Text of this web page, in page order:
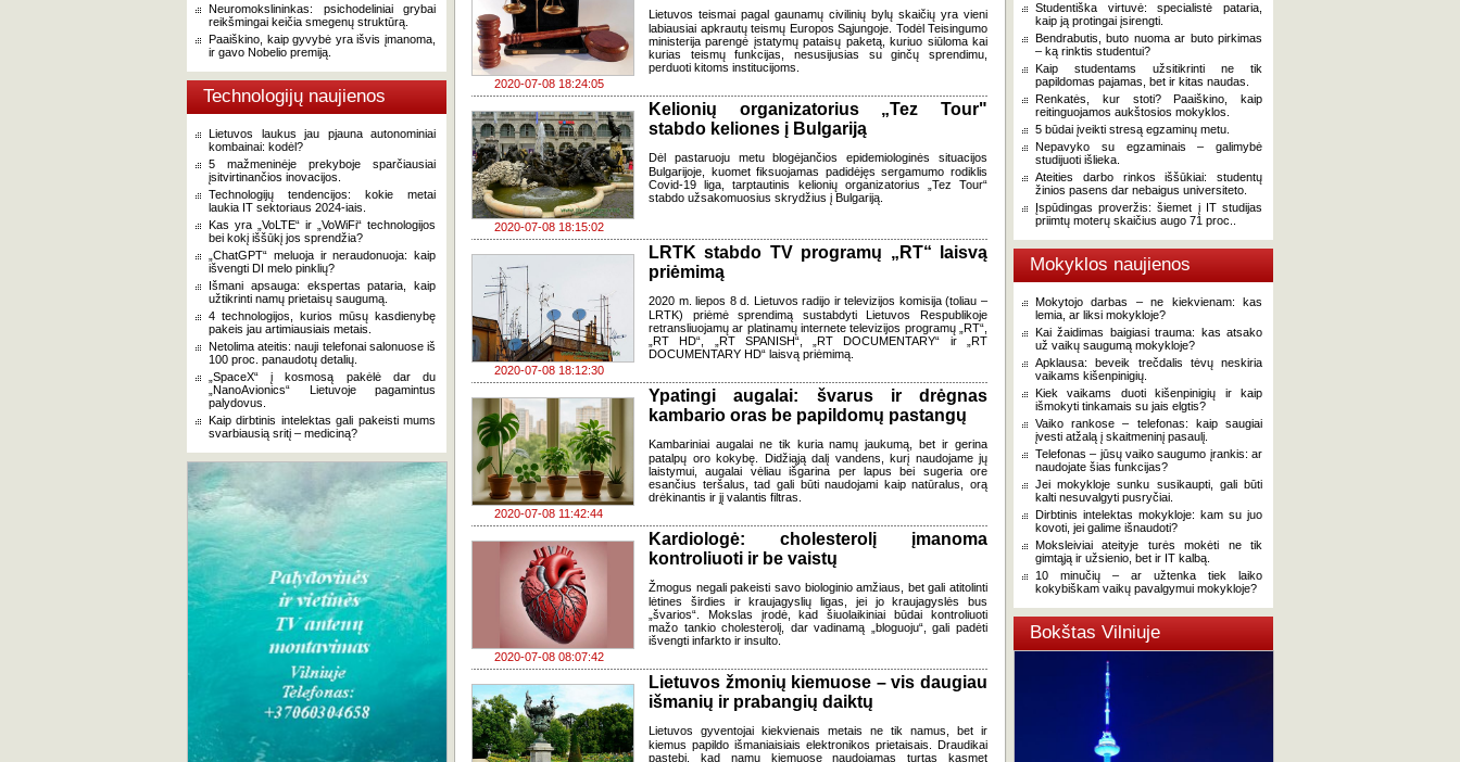
Neuromokslininkas: psichodeliniai grybai
reikšmingai keičia smegenų struktūrą.
Paaiškino, kaip gyvybė yra išvis įmanoma,
ir gavo Nobelio premiją.
Technologijų naujienos
Lietuvos laukus jau pjauna autonominiai
kombainai: kodėl?
5 mažmeninėje prekyboje sparčiausiai
įsitvirtinančios inovacijos.
Technologijų tendencijos: kokie metai
laukia IT sektoriaus 2024-iais.
Kas yra „VoLTE“ ir „VoWiFi“ technologijos
bei kokį iššūkį jos sprendžia?
„ChatGPT“ meluoja ir neraudonuoja: kaip
išvengti DI melo pinklių?
Išmani apsauga: ekspertas pataria, kaip
užtikrinti namų prietaisų saugumą.
4 technologijos, kurios mūsų kasdienybę
pakeis jau artimiausiais metais.
Netolima ateitis: nauji telefonai salonuose iš
100 proc. panaudotų detalių.
„SpaceX“ į kosmosą pakėlė dar du
„NanoAvionics“ Lietuvoje pagamintus
palydovus.
Kaip dirbtinis intelektas gali pakeisti mums
svarbiausią sritį – mediciną?
2020-07-08 18:24:05
Lietuvos teismai pagal gaunamų civilinių bylų skaičių yra vieni
labiausiai apkrautų teismų Europos Sąjungoje. Todėl Teisingumo
ministerija parengė įstatymų pataisų paketą, kuriuo siūloma kai
kurias teismų funkcijas, nesusijusias su ginčų sprendimu,
perduoti kitoms institucijoms.
2020-07-08 18:15:02
Kelionių organizatorius „Tez Tour"
stabdo keliones į Bulgariją
Dėl pastaruoju metu blogėjančios epidemiologinės situacijos
Bulgarijoje, kuomet fiksuojamas padidėjęs sergamumo rodiklis
Covid-19 liga, tarptautinis kelionių organizatorius „Tez Tour“
stabdo užsakomuosius skrydžius į Bulgariją.
2020-07-08 18:12:30
LRTK stabdo TV programų „RT“ laisvą
priėmimą
2020 m. liepos 8 d. Lietuvos radijo ir televizijos komisija (toliau –
LRTK) priėmė sprendimą sustabdyti Lietuvos Respublikoje
retransliuojamų ar platinamų internete televizijos programų „RT“,
„RT HD“, „RT SPANISH“, „RT DOCUMENTARY“ ir „RT
DOCUMENTARY HD“ laisvą priėmimą.
2020-07-08 11:42:44
Ypatingi augalai: švarus ir drėgnas
kambario oras be papildomų pastangų
Kambariniai augalai ne tik kuria namų jaukumą, bet ir gerina
patalpų oro kokybę. Didžiąją dalį vandens, kurį naudojame jų
laistymui, augalai vėliau išgarina per lapus bei sugeria ore
esančius teršalus, tad gali būti naudojami kaip natūralus, orą
drėkinantis ir jį valantis filtras.
2020-07-08 08:07:42
Kardiologė: cholesterolį įmanoma
kontroliuoti ir be vaistų
Žmogus negali pakeisti savo biologinio amžiaus, bet gali atitolinti
lėtines širdies ir kraujagyslių ligas, jei jo kraujagyslės bus
„švarios“. Mokslas įrodė, kad šiuolaikiniai būdai kontroliuoti
mažo tankio cholesterolį, dar vadinamą „bloguoju“, gali padėti
išvengti infarkto ir insulto.
Lietuvos žmonių kiemuose – vis daugiau
išmanių ir prabangių daiktų
Lietuvos gyventojai kiekvienais metais ne tik namus, bet ir
kiemus papildo išmaniaisiais elektronikos prietaisais. Draudikai
pastebi, kad namų kiemuose naudojamas turtas kasmet
Studentiška virtuvė: specialistė pataria,
kaip ją protingai įsirengti.
Bendrabutis, buto nuoma ar buto pirkimas
– ką rinktis studentui?
Kaip studentams užsitikrinti ne tik
papildomas pajamas, bet ir kitas naudas.
Renkatės, kur stoti? Paaiškino, kaip
reitinguojamos aukštosios mokyklos.
5 būdai įveikti stresą egzaminų metu.
Nepavyko su egzaminais – galimybė
studijuoti išlieka.
Ateities darbo rinkos iššūkiai: studentų
žinios pasens dar nebaigus universiteto.
Įspūdingas proveržis: šiemet į IT studijas
priimtų moterų skaičius augo 71 proc..
Mokyklos naujienos
Mokytojo darbas – ne kiekvienam: kas
lemia, ar liksi mokykloje?
Kai žaidimas baigiasi trauma: kas atsako
už vaikų saugumą mokykloje?
Apklausa: beveik trečdalis tėvų neskiria
vaikams kišenpinigių.
Kiek vaikams duoti kišenpinigių ir kaip
išmokyti tinkamais su jais elgtis?
Vaiko rankose – telefonas: kaip saugiai
įvesti atžalą į skaitmeninį pasaulį.
Telefonas – jūsų vaiko saugumo įrankis: ar
naudojate šias funkcijas?
Jei mokykloje sunku susikaupti, gali būti
kalti nesuvalgyti pusryčiai.
Dirbtinis intelektas mokykloje: kam su juo
kovoti, jei galime išnaudoti?
Moksleiviai ateityje turės mokėti ne tik
gimtąją ir užsienio, bet ir IT kalbą.
10 minučių – ar užtenka tiek laiko
kokybiškam vaikų pavalgymui mokykloje?
Bokštas Vilniuje